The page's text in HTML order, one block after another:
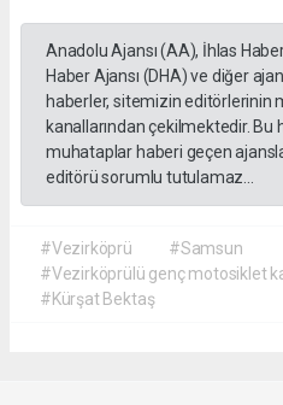
Anadolu Ajansı (AA), İhlas
Haber Ajansı (DHA) ve diğer
haberler, sitemizin editörlerinin
kanallarından çekilmektedir.
muhataplar haberi geçen
editörü sorumlu tutulamaz...
#Vezirköprü
#Samsun
#Vezirköprülü genç motosiklet
#Kürşat Bektaş